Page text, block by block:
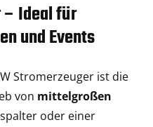
– Ideal für
und Events
Stromerzeuger ist die
von mittelgroßen
oder einer